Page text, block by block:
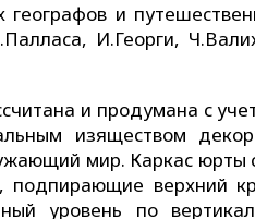
и
И.Георги,
и продумана с
изяществом
мир. Каркас юрты
верхний
уровень по